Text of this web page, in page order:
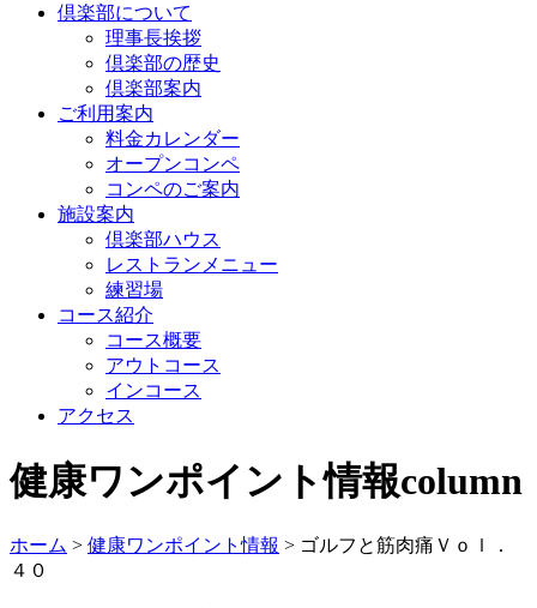
倶楽部について
理事長挨拶
倶楽部の歴史
倶楽部案内
ご利用案内
料金カレンダー
オープンコンペ
コンペのご案内
施設案内
倶楽部ハウス
レストランメニュー
練習場
コース紹介
コース概要
アウトコース
インコース
アクセス
健康ワンポイント情報column
ホーム > 健康ワンポイント情報 > ゴルフと筋肉痛Ｖｏｌ．
４０